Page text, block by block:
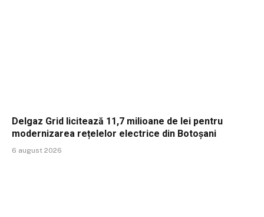
Delgaz Grid licitează 11,7 milioane de lei pentru
modernizarea rețelelor electrice din Botoșani
6 august 2026